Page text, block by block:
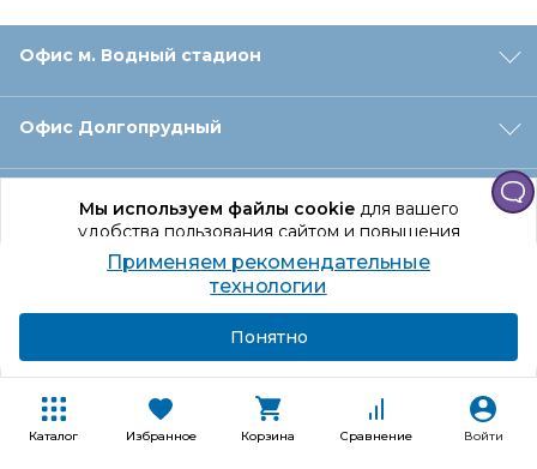
Каталог Избранное Корзина Сравнение Войти
Мы используем файлы cookieдля вашего
удобства пользования сайтом и повышения
качества рекомендаций.
Продолжая использование сайта, вы даете
согласие на обработку персональных данных
Офис м. Водный стадион
Офис Долгопрудный
Офис Санкт‑Петербург
Оформление заказа
Покупателям
Применяем рекомендательные
технологии
Понятно